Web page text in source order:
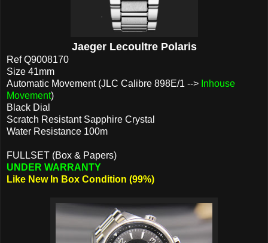
Jaeger Lecoultre Polaris
Ref Q9008170
Size 41mm
Automatic Movement (JLC Calibre 898E/1 --> Inhouse
Movement)
Black Dial
Scratch Resistant Sapphire Crystal
Water Resistance 100m
FULLSET (Box & Papers)
UNDER WARRANTY
Like New In Box Condition (99%)